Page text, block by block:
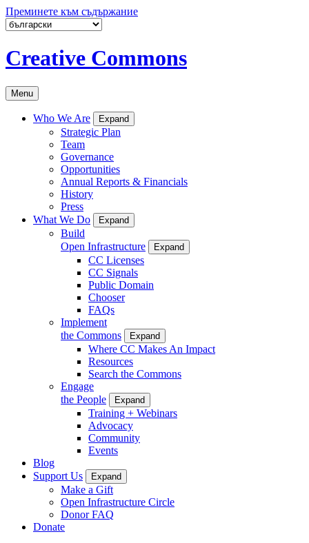
Преминете към съдържание
Creative Commons
Menu
Who We Are Expand
Strategic Plan
Team
Governance
Opportunities
Annual Reports & Financials
History
Press
What We Do
Expand
Build
Open Infrastructure
Expand
CC Licenses
CC Signals
Public Domain
Chooser
FAQs
Implement
the Commons
Expand
Where CC Makes An Impact
Resources
Search the Commons
Engage
the People
Expand
Training + Webinars
Advocacy
Community
Events
Blog
Support Us
Expand
Make a Gift
Open Infrastructure Circle
Donor FAQ
Donate